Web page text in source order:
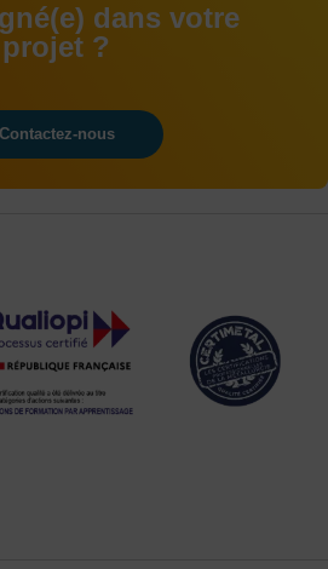
dans votre
projet ?
Contactez-nous